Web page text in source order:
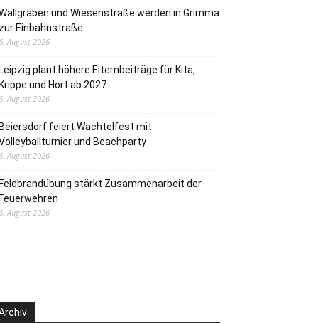
und Wiesenstraße werden in Grimma
Einbahnstraße
August 2026
plant höhere Elternbeiträge für Kita,
und Hort ab 2027
August 2026
feiert Wachtelfest mit
und Beachparty
August 2026
stärkt Zusammenarbeit der
August 2026